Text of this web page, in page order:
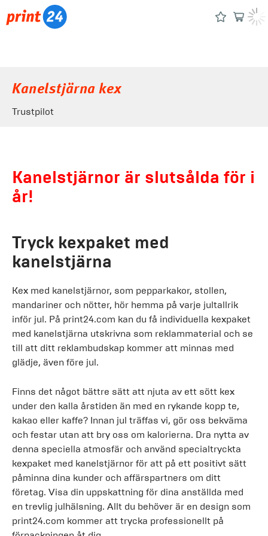
Kanelstjärna kex
Trustpilot
Kanelstjärnor är slutsålda för i
år!
Tryck kexpaket med
kanelstjärna
Kex med kanelstjärnor, som pepparkakor, stollen,
mandariner och nötter, hör hemma på varje jultallrik
inför jul. På print24.com kan du få individuella kexpaket
med kanelstjärna utskrivna som reklammaterial och se
till att ditt reklambudskap kommer att minnas med
glädje, även före jul.
Finns det något bättre sätt att njuta av ett sött kex
under den kalla årstiden än med en rykande kopp te,
kakao eller kaffe? Innan jul träffas vi, gör oss bekväma
och festar utan att bry oss om kalorierna. Dra nytta av
denna speciella atmosfär och använd specialtryckta
kexpaket med kanelstjärnor för att på ett positivt sätt
påminna dina kunder och affärspartners om ditt
företag. Visa din uppskattning för dina anställda med
en trevlig julhälsning. Allt du behöver är en design som
print24.com kommer att trycka professionellt på